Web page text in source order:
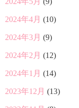
2024年4月 (10)
2024年3月 (9)
2024年2月 (12)
2024年1月 (14)
2023年12月 (13)